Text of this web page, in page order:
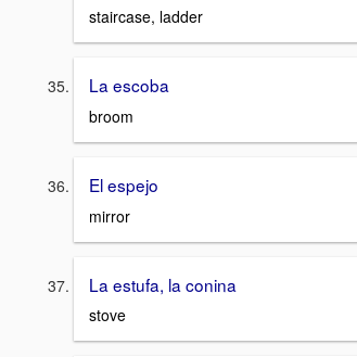
staircase, ladder
La escoba
broom
El espejo
mirror
La estufa, la conina
stove